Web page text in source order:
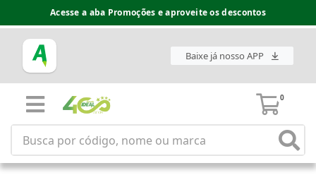
Acesse a aba Promoções e aproveite os descontos
Baixe já nosso APP
0